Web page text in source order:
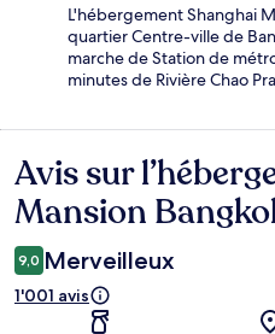
L'hébergement Shanghai
quartier Centre-ville de
marche de Station de
minutes de Rivière Chao
Avis
Avis sur
Mansion
9,0 Merveilleux
1'001 avis